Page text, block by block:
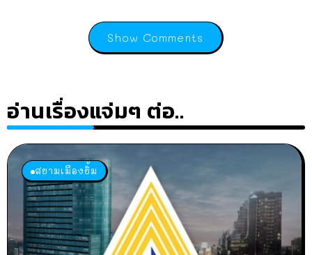
Show Comments
อ่านเรื่องแจ่มๆ ต่อ..
สยามเมืองยิ้ม